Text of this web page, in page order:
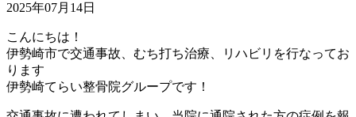
2025年07月14日
こんにちは！
伊勢崎市で交通事故、むち打ち治療、リハビリを行なってお
ります
伊勢崎てらい整骨院グループです！